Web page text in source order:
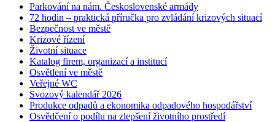
Parkování na nám. Československé armády
72 hodin – praktická příručka pro zvládání krizových situací
Bezpečnost ve městě
Krizové řízení
Životní situace
Katalog firem, organizací a institucí
Osvětlení ve městě
Veřejné WC
Svozový kalendář 2026
Produkce odpadů a ekonomika odpadového hospodářství
Osvědčení o podílu na zlepšení životního prostředí